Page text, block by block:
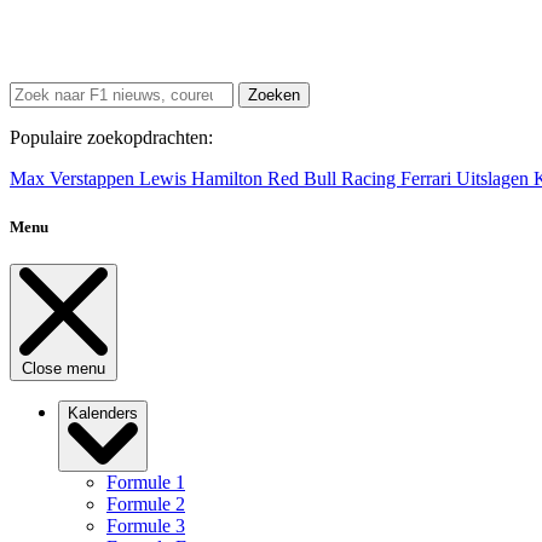
Zoeken
Populaire zoekopdrachten:
Max Verstappen Lewis Hamilton Red Bull Racing Ferrari Uitslagen
Menu
Close menu
Kalenders
Formule 1
Formule 2
Formule 3